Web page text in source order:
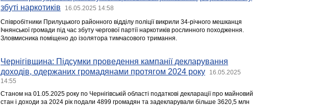
збуті наркотиків
16.05.2025 14:58
Співробітники Прилуцького районного відділу поліції викрили 34-річного мешканця
Ічнянської громади під час збуту чергової партії наркотиків рослинного походження.
Зловмисника поміщено до ізолятора тимчасового тримання.
Чернігівщина: Підсумки проведення кампанії декларування
доходів, одержаних громадянами протягом 2024 року
16.05.2025
14:55
Cтаном на 01.05.2025 року по Чернігівській області податкові декларації про майновий
стан і доходи за 2024 рік подали 4899 громадян та задекларували більше 3620,5 млн